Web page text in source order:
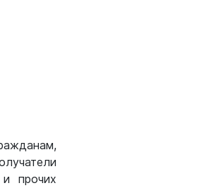
прочих